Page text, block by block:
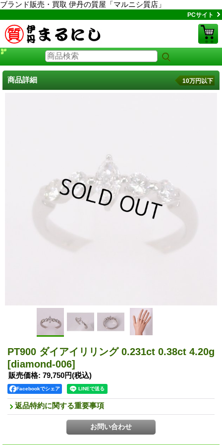
ブランド販売・買取 伊丹の質屋「マルニシ質店」
PCサイト
商品詳細 10万円以下
PT900 ダイアイリリング 0.231ct 0.38ct 4.20g
[diamond-006]
販売価格: 79,750円(税込)
Facebookでシェア
返品特約に関する重要事項